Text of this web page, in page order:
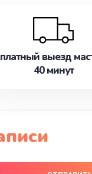
выезд
40 минут